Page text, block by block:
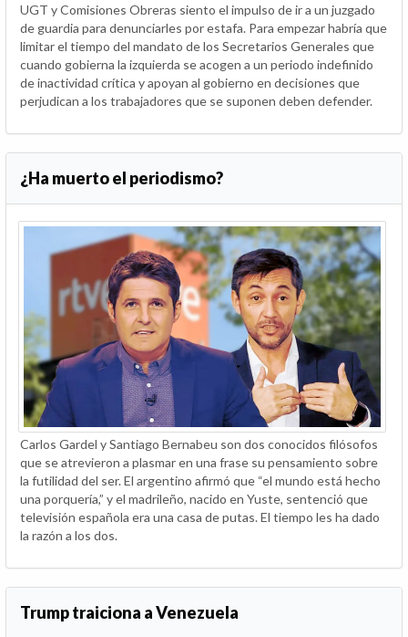
UGT y Comisiones Obreras siento el impulso de ir a un juzgado
de guardia para denunciarles por estafa. Para empezar habría que
limitar el tiempo del mandato de los Secretarios Generales que
cuando gobierna la izquierda se acogen a un periodo indefinido
de inactividad crítica y apoyan al gobierno en decisiones que
perjudican a los trabajadores que se suponen deben defender.
¿Ha muerto el periodismo?
Carlos Gardel y Santiago Bernabeu son dos conocidos filósofos
que se atrevieron a plasmar en una frase su pensamiento sobre
la futilidad del ser. El argentino afirmó que “el mundo está hecho
una porquería,” y el madrileño, nacido en Yuste, sentenció que
televisión española era una casa de putas. El tiempo les ha dado
la razón a los dos.
Trump traiciona a Venezuela